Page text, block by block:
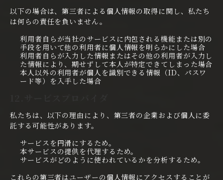
以下の場合は、第三者による個人情報の取得に関し、私たち
は何らの責任を負いません。
利用者自らが当社のサービスに内包される機能または別の
手段を用いて他の利用者に個人情報を明らかにした場合
利用者自らが入力した情報またはその他の利用者が入力し
た情報により、期せずして本人が特定できてしまった場合
本人以外の利用者が個人を識別できる情報（ID、パスワ
ード等）を入手した場合
私たちは、以下の理由により、第三者の企業および個人に委
託する可能性があります。
サービスを円滑にするため。
本サービスの提供を代理するため。
サービスがどのように使われているかを分析するため。
これらの第三者はユーザーの個人情報にアクセスすることが